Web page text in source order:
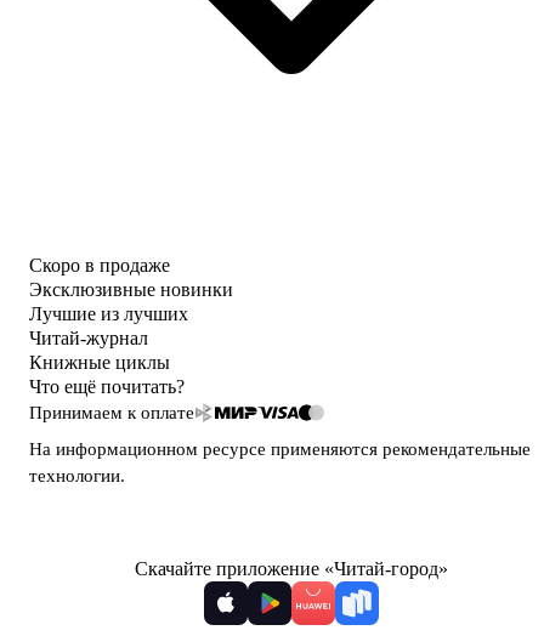
Скоро в продаже
Эксклюзивные новинки
Лучшие из лучших
Читай-журнал
Книжные циклы
Что ещё почитать?
Принимаем к оплате
На информационном ресурсе применяются рекомендательные
технологии.
Скачайте приложение «Читай-город»